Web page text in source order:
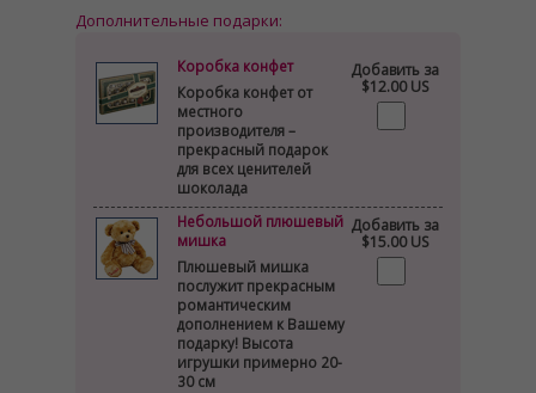
Дополнительные подарки:
Добавить за
$12.00 US
Коробка конфет
Коробка конфет от
местного
производителя –
прекрасный подарок
для всех ценителей
шоколада
Добавить за
$15.00 US
Небольшой плюшевый
мишка
Плюшевый мишка
послужит прекрасным
романтическим
дополнением к Вашему
подарку! Высота
игрушки примерно 20-
30 см